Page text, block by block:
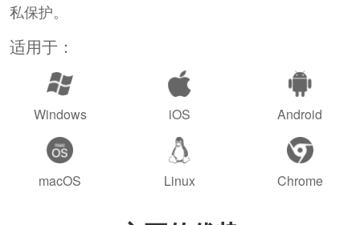
私保护。
适用于：
Windows iOS Android
macOS Linux Chrome